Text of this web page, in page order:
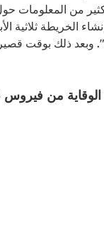
من المعلومات
عام 2025، وتسمى هذه اللحظة
الوقاية من